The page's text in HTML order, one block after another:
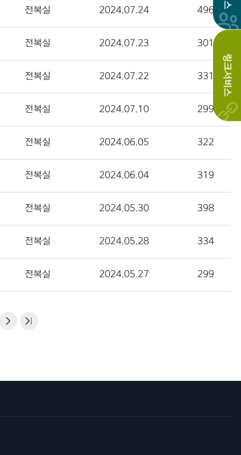
링크서비스
전복실 2024.07.24 496
전복실 2024.07.23 301
전복실 2024.07.22 331
전복실 2024.07.10 299
전복실 2024.06.05 322
전복실 2024.06.04 319
전복실 2024.05.30 398
전복실 2024.05.28 334
전복실 2024.05.27 299